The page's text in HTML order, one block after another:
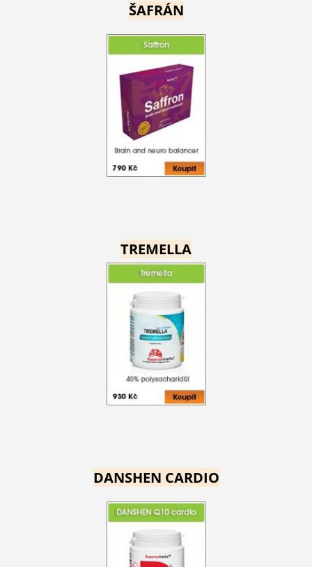
ŠAFRÁN
TREMELLA
DANSHEN CARDIO